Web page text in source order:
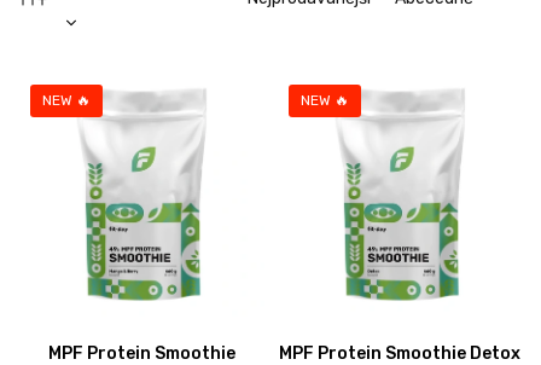
NEW 🔥
MPF Protein Smoothie
NEW 🔥
MPF Protein Smoothie Detox